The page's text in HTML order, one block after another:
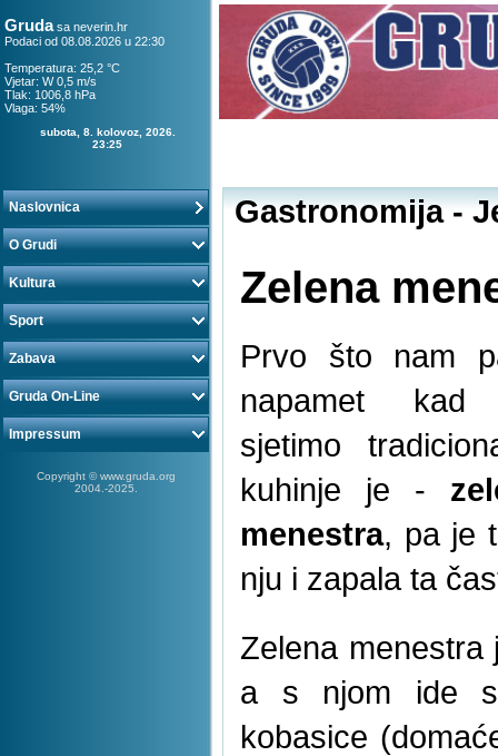
Grudasa neverin.hr
Podaci od 08.08.2026 u 22:30
Temperatura: 25,2 °C
Vjetar: W 0,5 m/s
Tlak: 1006,8 hPa
Vlaga: 54%
subota, 8. kolovoz, 2026.
23:25
Naslovnica
O Grudi
Kultura
Sport
Zabava
Gruda On-Line
Impressum
Copyright © www.gruda.org
2004.-2025.
Gastronomija -
Zelena
Prvo što nam
napamet
sjetimo
kuhinje je -
menestra, pa je
nju i zapala ta
Zelena
a s njom ide
kobasice